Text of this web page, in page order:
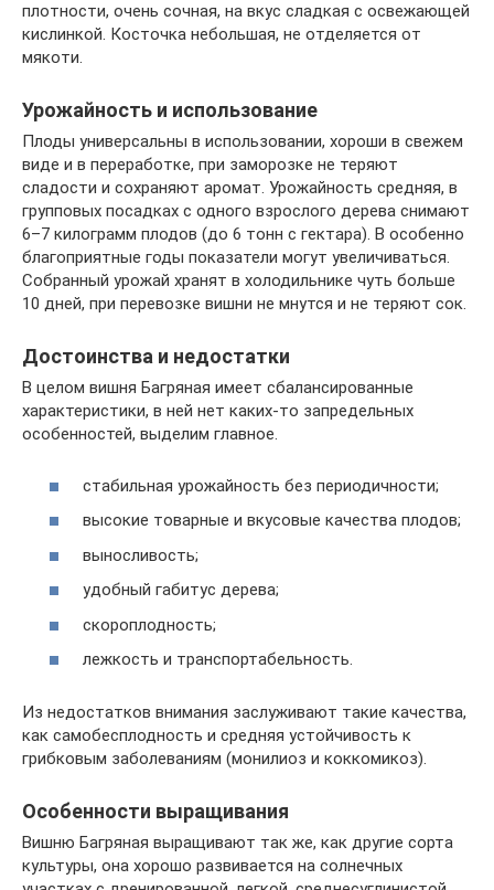
плотности, очень сочная, на вкус сладкая с освежающей
кислинкой. Косточка небольшая, не отделяется от
мякоти.
Урожайность и использование
Плоды универсальны в использовании, хороши в свежем
виде и в переработке, при заморозке не теряют
сладости и сохраняют аромат. Урожайность средняя, в
групповых посадках с одного взрослого дерева снимают
6–7 килограмм плодов (до 6 тонн с гектара). В особенно
благоприятные годы показатели могут увеличиваться.
Собранный урожай хранят в холодильнике чуть больше
10 дней, при перевозке вишни не мнутся и не теряют сок.
Достоинства и недостатки
В целом вишня Багряная имеет сбалансированные
характеристики, в ней нет каких-то запредельных
особенностей, выделим главное.
стабильная урожайность без периодичности;
высокие товарные и вкусовые качества плодов;
выносливость;
удобный габитус дерева;
скороплодность;
лежкость и транспортабельность.
Из недостатков внимания заслуживают такие качества,
как самобесплодность и средняя устойчивость к
грибковым заболеваниям (монилиоз и коккомикоз).
Особенности выращивания
Вишню Багряная выращивают так же, как другие сорта
культуры, она хорошо развивается на солнечных